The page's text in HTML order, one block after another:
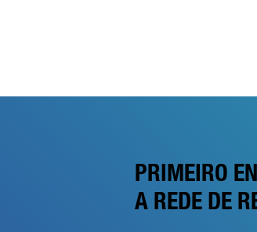
PRIMEIRO
A REDE DE